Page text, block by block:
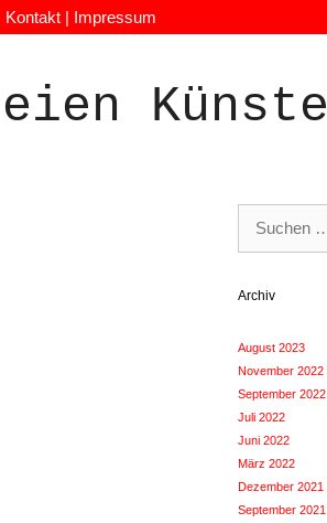
Kontakt | Impressum
Künste
nach:
Archiv
August 2023
November 2022
September 2022
Juli 2022
Juni 2022
März 2022
Dezember 2021
September 2021